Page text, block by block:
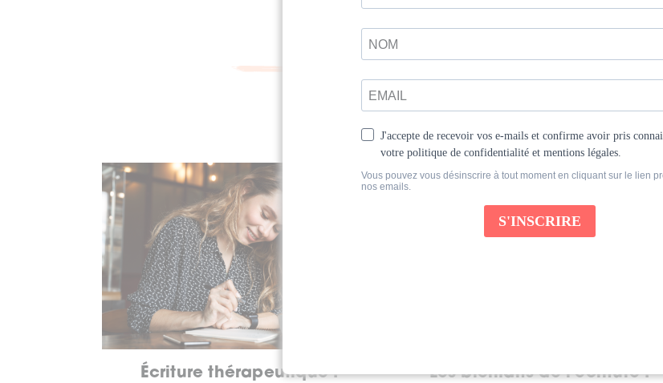
LECTURE
Autres articles
Écriture thérapeutique :
Les bienfaits de l’écriture :